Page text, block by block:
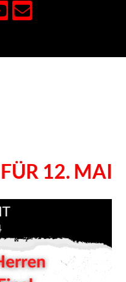
12. MAI